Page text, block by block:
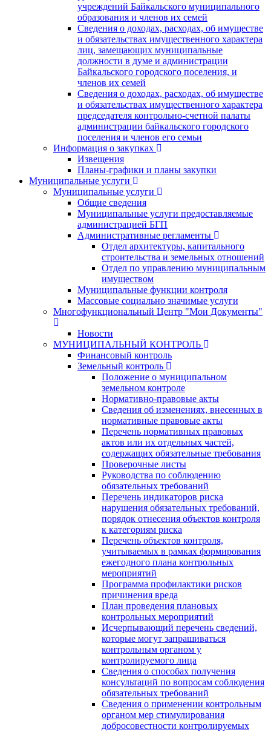
учреждений Байкальского муниципального
образования и членов их семей
Сведения о доходах, расходах, об имуществе
и обязательствах имущественного характера
лиц, замещающих муниципальные
должности в думе и администрации
Байкальского городского поселения, и
членов их семей
Сведения о доходах, расходах, об имуществе
и обязательствах имущественного характера
председателя контрольно-счетной палаты
администрации байкальского городского
поселения и членов его семьи
Информация о закупках
Извещения
Планы-графики и планы закупки
Муниципальные услуги
Муниципальные услуги
Общие сведения
Муниципальные услуги предоставляемые
администрацией БГП
Административные регламенты
Отдел архитектуры, капитального
строительства и земельных отношений
Отдел по управлению муниципальным
имуществом
Муниципальные функции контроля
Массовые социально значимые услуги
Многофункциональный Центр "Мои Документы"
Новости
МУНИЦИПАЛЬНЫЙ КОНТРОЛЬ
Финансовый контроль
Земельный контроль
Положение о муниципальном
земельном контроле
Нормативно-правовые акты
Сведения об изменениях, внесенных в
нормативные правовые акты
Перечень нормативных правовых
актов или их отдельных частей,
содержащих обязательные требования
Проверочные листы
Руководства по соблюдению
обязательных требований
Перечень индикаторов риска
нарушения обязательных требований,
порядок отнесения объектов контроля
к категориям риска
Перечень объектов контроля,
учитываемых в рамках формирования
ежегодного плана контрольных
мероприятий
Программа профилактики рисков
причинения вреда
План проведения плановых
контрольных мероприятий
Исчерпывающий перечень сведений,
которые могут запрашиваться
контрольным органом у
контролируемого лица
Сведения о способах получения
консультаций по вопросам соблюдения
обязательных требований
Сведения о применении контрольным
органом мер стимулирования
добросовестности контролируемых